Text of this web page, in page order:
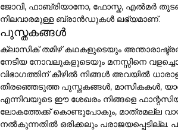
ജോവി, ഫാബ്രിയാനോ, ഫോസ്ക, എൽമർ
നിലവാരമുള്ള ബ്രാൻഡുകൾ ലഭ്യമാണ്.
പുസ്തകങ്ങൾ
ക്ലാസിക് തമിഴ് കഥകളുടെയും
നേടിയ നോവലുകളുടെയും മനസ്സിനെ
വിഭാഗത്തിന് കീഴിൽ നിങ്ങൾ അവയിൽ
തിരഞ്ഞെടുത്ത പുസ്തകങ്ങൾ, മാസികകൾ,
എന്നിവയുടെ ഈ ശേഖരം നിങ്ങളെ
ലോകത്തേക്ക് കൊണ്ടുപോകും, മാത്രമല്ല
നൽകുന്നതിൽ ഒരിക്കലും പരാജയപ്പെടില്ല.